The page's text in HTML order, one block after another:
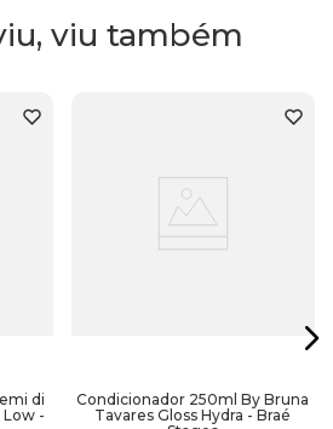
viu também
di
-
Condicionador 250ml By Bruna
Tavares Gloss Hydra - Braé